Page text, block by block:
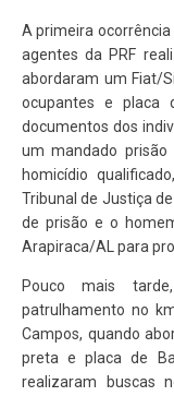
A primeira ocorrência
agentes da PRF
abordaram um Fiat/
ocupantes e placa
documentos dos
um mandado
homicídio
Tribunal de Justiça
de prisão e o
Arapiraca/AL para
Pouco mais
patrulhamento no
Campos, quando
preta e placa de
realizaram buscas